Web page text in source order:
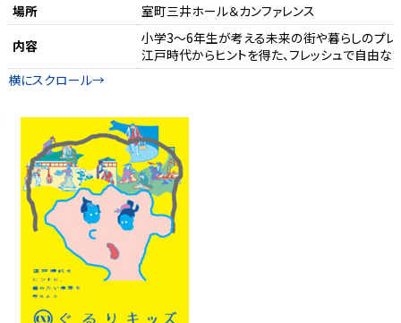
場所
室町三井ホール＆カンファレンス
内容
小学3～6年生が考える未来の街や暮らしのプレ
江戸時代からヒントを得た、フレッシュで自由な